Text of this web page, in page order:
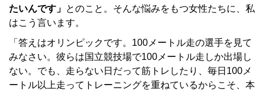
たいんです」 とのこと。そんな悩みをもつ女性たちに、私
はこう言います。
「答えはオリンピックです。100メートル走の選手を見て
みなさい。彼らは国立競技場で100メートル走しか出場し
ない。でも、走らない日だって筋トレしたり、毎日100メ
ートル以上走ってトレーニングを重ねているからこそ、本